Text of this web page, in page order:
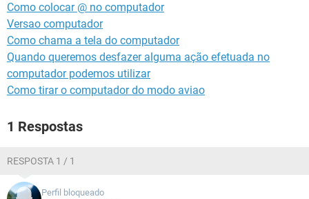
Como colocar @ no computador
Versao computador
Como chama a tela do computador
Quando queremos desfazer alguma ação efetuada no
computador podemos utilizar
Como tirar o computador do modo aviao
1 Respostas
RESPOSTA 1 / 1
Perfil bloqueado